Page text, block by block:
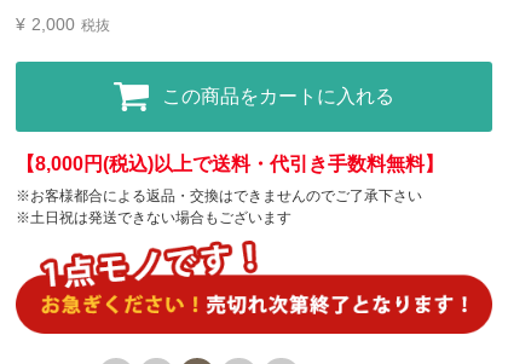
¥ 2,000 税抜
この商品をカートに入れる
【8,000円(税込)以上で送料・代引き手数料無料】
※お客様都合による返品・交換はできませんのでご了承下さい
※土日祝は発送できない場合もございます